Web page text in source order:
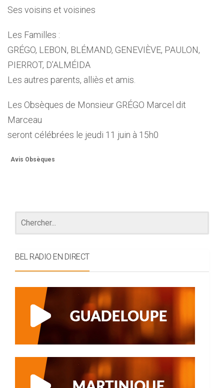
Ses voisins et voisines
Les Familles :
GRÉGO, LEBON, BLÉMAND, GENEVIÈVE, PAULON,
PIERROT, D’ALMÉIDA
Les autres parents, alliès et amis.
Les Obsèques de Monsieur GRÉGO Marcel dit
Marceau
seront célébrées le jeudi 11 juin à 15h0
Avis Obsèques
BEL RADIO EN DIRECT